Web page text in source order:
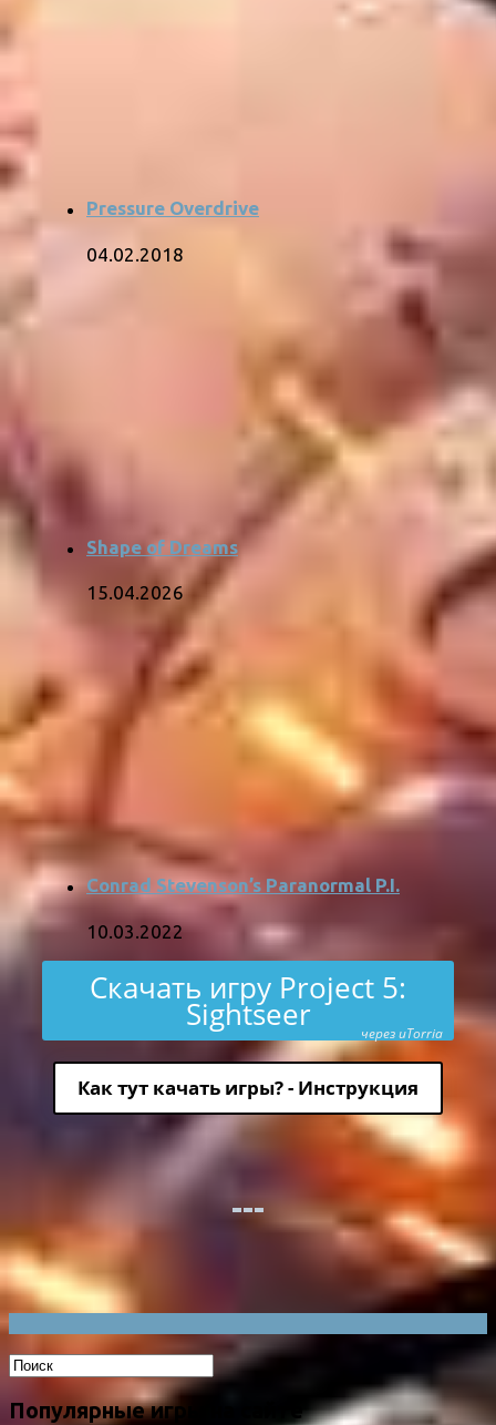
Pressure Overdrive
04.02.2018
Shape of Dreams
15.04.2026
Conrad Stevenson’s Paranormal P.I.
10.03.2022
Скачать игру Project 5:
Sightseer через uTorria
Как тут качать игры? - Инструкция
Популярные игры на сайте